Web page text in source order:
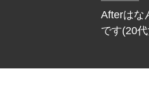
Afterはな
です(20